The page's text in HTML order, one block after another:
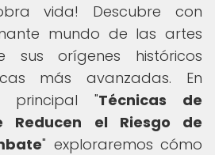
vida! Descubre con
mundo de las artes
sus orígenes históricos
más avanzadas. En
principal "Técnicas de
Reducen el Riesgo de
" exploraremos cómo